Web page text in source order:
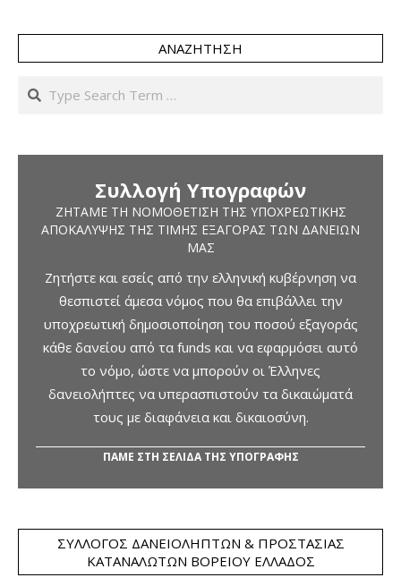
ΑΝΑΖΉΤΗΣΗ
Search
Συλλογή Υπογραφών
ΖΗΤΆΜΕ ΤΗ ΝΟΜΟΘΈΤΙΣΗ ΤΗΣ ΥΠΟΧΡΕΩΤΙΚΉΣ
ΑΠΟΚΆΛΥΨΗΣ ΤΗΣ ΤΙΜΉΣ ΕΞΑΓΟΡΆΣ ΤΩΝ ΔΑΝΕΊΩΝ
ΜΑΣ
Ζητήστε και εσείς από την ελληνική κυβέρνηση να
θεσπιστεί άμεσα νόμος που θα επιβάλλει την
υποχρεωτική δημοσιοποίηση του ποσού εξαγοράς
κάθε δανείου από τα funds και να εφαρμόσει αυτό
το νόμο, ώστε να μπορούν οι Έλληνες
δανειολήπτες να υπερασπιστούν τα δικαιώματά
τους με διαφάνεια και δικαιοσύνη.
ΠΑΜΕ ΣΤΗ ΣΕΛΙΔΑ ΤΗΣ ΥΠΟΓΡΑΦΗΣ
ΣΎΛΛΟΓΟΣ ΔΑΝΕΙΟΛΗΠΤΏΝ & ΠΡΟΣΤΑΣΊΑΣ
ΚΑΤΑΝΑΛΩΤΏΝ ΒΟΡΕΊΟΥ ΕΛΛΆΔΟΣ